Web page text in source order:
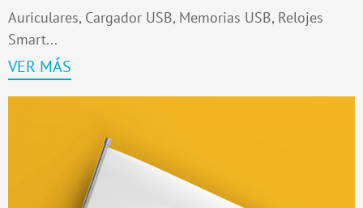
Auriculares, Cargador USB, Memorias USB, Relojes
Smart...
VER MÁS